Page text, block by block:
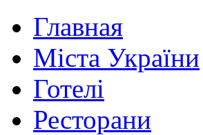
Главная
Міста України
Готелі
Ресторани